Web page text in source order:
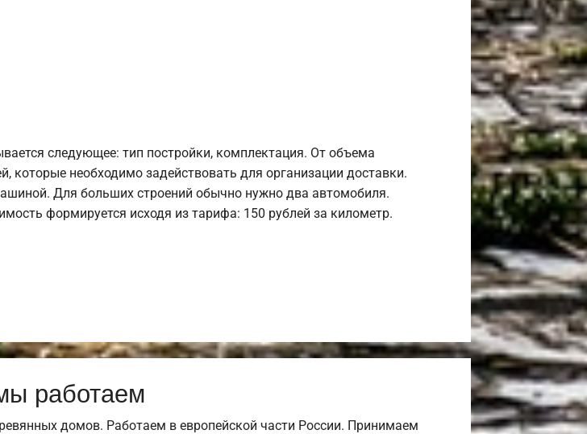
следующее: тип постройки, комплектация. От объема
которые необходимо задействовать для организации доставки.
Для больших строений обычно нужно два автомобиля.
формируется исходя из тарифа: 150 рублей за километр.
работаем
домов. Работаем в европейской части России. Принимаем